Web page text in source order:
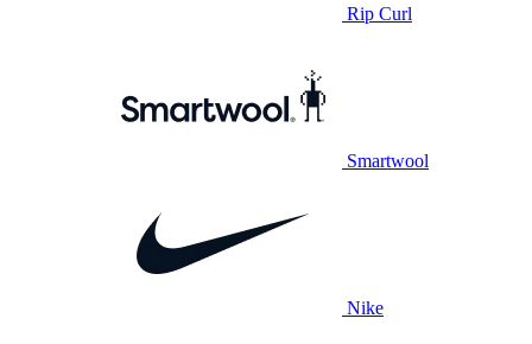
Rip Curl
Smartwool
Nike